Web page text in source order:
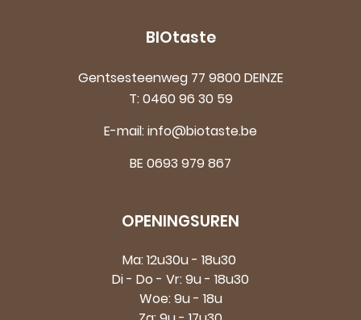
BIOtaste
Gentsesteenweg 77 9800 DEINZE
T:0460 96 30 59
E-mail:info@biotaste.be
BE 0693 979 867
OPENINGSUREN
Ma: 12u30u - 18u30
Di - Do - Vr: 9u - 18u30
Woe: 9u - 18u